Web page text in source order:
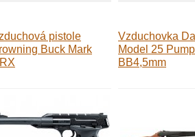
pistole
Buck Mark
Vzduchovka
Model 25
BB4,5mm